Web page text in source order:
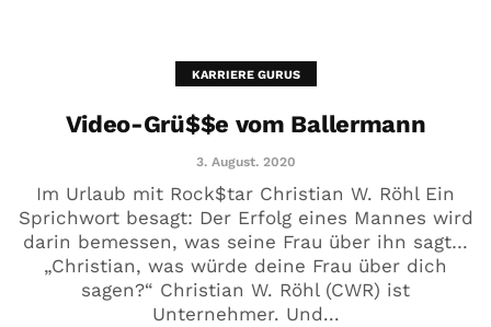
KARRIERE GURUS
Video-Grü$$e vom Ballermann
3. August. 2020
Im Urlaub mit Rock$tar Christian W. Röhl Ein
Sprichwort besagt: Der Erfolg eines Mannes wird
darin bemessen, was seine Frau über ihn sagt…
„Christian, was würde deine Frau über dich
sagen?“ Christian W. Röhl (CWR) ist
Unternehmer. Und...